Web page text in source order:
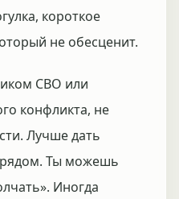
короткое
не обесценит.
СВО или
конфликта, не
Лучше дать
рядом. Ты можешь
Иногда